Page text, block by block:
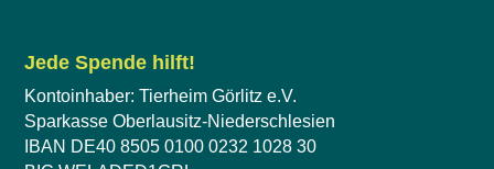
Jede Spende hilft!
Kontoinhaber: Tierheim Görlitz e.V.
Sparkasse Oberlausitz-Niederschlesien
IBAN DE40 8505 0100 0232 1028 30